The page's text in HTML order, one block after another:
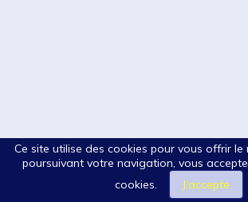
Ce site utilise des cookies pour vous offrir le
poursuivant votre navigation, vous
cookies.
J’accepte